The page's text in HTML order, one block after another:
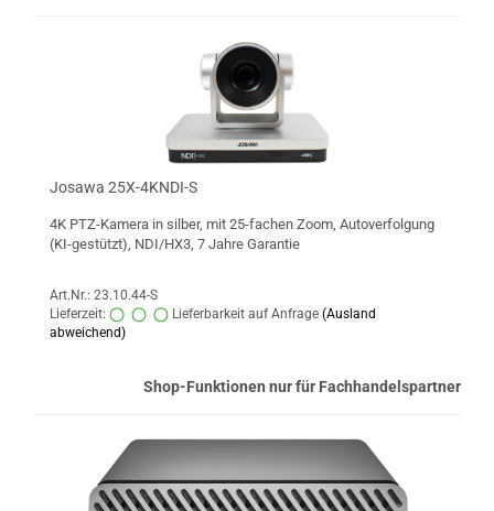
Josawa 25X-4KNDI-S
4K PTZ-Kamera in silber, mit 25-fachen Zoom, Autoverfolgung
(KI-gestützt), NDI/HX3, 7 Jahre Garantie
Art.Nr.: 23.10.44-S
Lieferzeit:
Lieferbarkeit auf Anfrage (Ausland
abweichend)
Shop-Funktionen nur für Fachhandelspartner